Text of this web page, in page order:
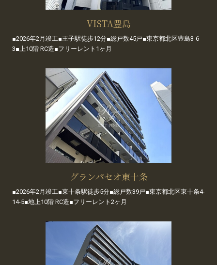
VISTA豊島
■2026年2月竣工■王子駅徒歩12分■総戸数45戸■東京都北区豊島3-6-
3■上10階 RC造■フリーレント1ヶ月
グランパセオ東十条
■2026年2月竣工■東十条駅徒歩5分■総戸数39戸■東京都北区東十条4-
14-5■地上10階 RC造■フリーレント2ヶ月